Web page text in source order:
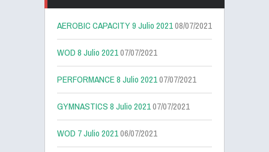
AEROBIC CAPACITY 9 Julio 202108/07/2021
WOD 8 Julio 202107/07/2021
PERFORMANCE 8 Julio 202107/07/2021
GYMNASTICS 8 Julio 202107/07/2021
WOD 7 Julio 202106/07/2021